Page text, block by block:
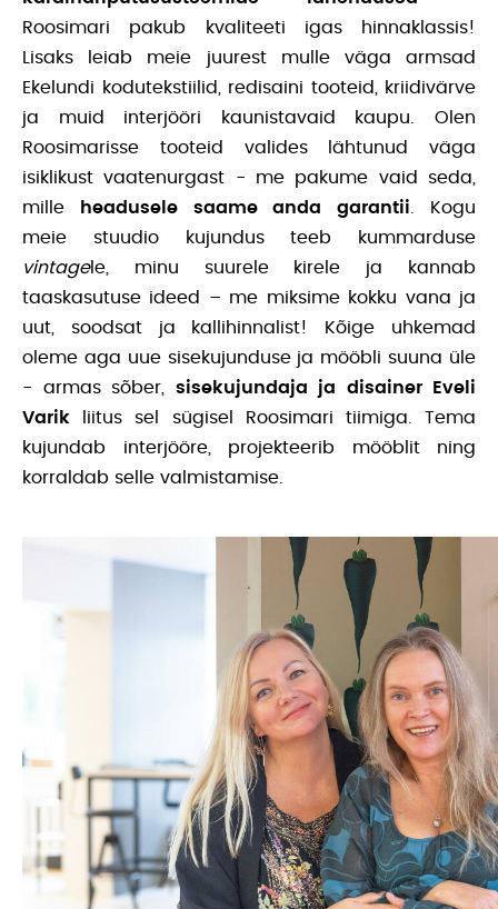
Roosimari pakub kvaliteeti igas hinnaklassis!
Lisaks leiab meie juurest mulle väga armsad
Ekelundi kodutekstiilid, redisaini tooteid, kriidivärve
ja muid interjööri kaunistavaid kaupu. Olen
Roosimarisse tooteid valides lähtunud väga
isiklikust vaatenurgast - me pakume vaid seda,
mille
headusele saame anda garantii . Kogu
meie stuudio kujundus teeb kummarduse
vintagele, minu suurele kirele ja kannab
taaskasutuse ideed – me miksime kokku vana ja
uut, soodsat ja kallihinnalist! Kõige uhkemad
oleme aga uue sisekujunduse ja mööbli suuna üle
- armas sõber, sisekujundaja ja disainer Eveli
Varik liitus sel sügisel Roosimari tiimiga. Tema
kujundab interjööre, projekteerib mööblit ning
korraldab selle valmistamise.